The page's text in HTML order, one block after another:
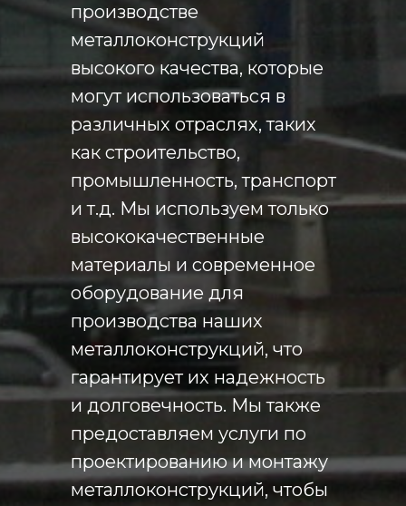
производстве
металлоконструкций
высокого качества, которые
могут использоваться в
различных отраслях, таких
как строительство,
промышленность, транспорт
и т.д. Мы используем только
высококачественные
материалы и современное
оборудование для
производства наших
металлоконструкций, что
гарантирует их надежность
и долговечность. Мы также
предоставляем услуги по
проектированию и монтажу
металлоконструкций, чтобы